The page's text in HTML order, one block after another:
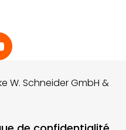
W. Schneider GmbH &